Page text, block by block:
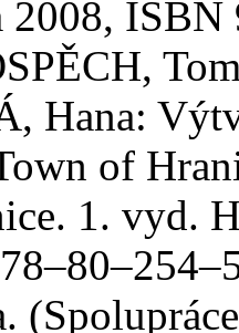
2008,
Hana:
of
1. vyd.